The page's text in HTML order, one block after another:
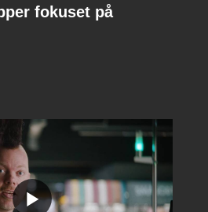
fokuset på